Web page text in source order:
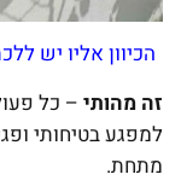
הכיוון אליו יש
זה מהותי – כל
למפגע בטיחותי
מתחת.